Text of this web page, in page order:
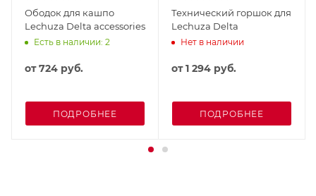
Ободок для кашпо
Lechuza Delta accessories
Есть в наличии: 2
от724 руб.
ПОДРОБНЕЕ
Технический горшок для
Lechuza Delta
Нет в наличии
от1 294 руб.
ПОДРОБНЕЕ